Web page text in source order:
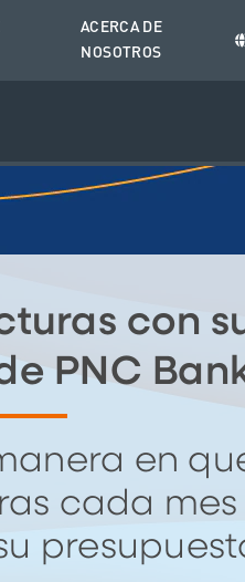
ACERCA DE
NOSOTROS
con
PNC
en
cada mes